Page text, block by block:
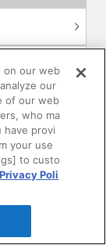
on our web
our
of our web
who ma
provi
your use
to custo
Privacy Poli